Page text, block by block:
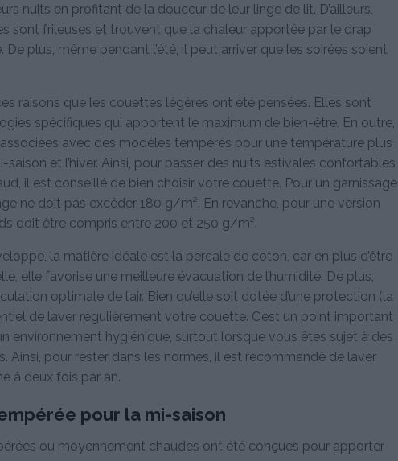
nuits en profitant de la douceur de leur linge de lit. D’ailleurs,
sont frileuses et trouvent que la chaleur apportée par le drap
De plus, même pendant l’été, il peut arriver que les soirées soient
raisons que les couettes légères ont été pensées. Elles sont
spécifiques qui apportent le maximum de bien-être. En outre,
avec des modèles tempérés pour une température plus
saison et l’hiver. Ainsi, pour passer des nuits estivales confortables
il est conseillé de bien choisir votre couette. Pour un garnissage
ne doit pas excéder 180 g/m². En revanche, pour une version
doit être compris entre 200 et 250 g/m².
la matière idéale est la percale de coton, car en plus d’être
elle favorise une meilleure évacuation de l’humidité. De plus,
optimale de l’air. Bien qu’elle soit dotée d’une protection (la
de laver régulièrement votre couette. C’est un point important
environnement hygiénique, surtout lorsque vous êtes sujet à des
Ainsi, pour rester dans les normes, il est recommandé de laver
à deux fois par an.
pour la mi-saison
ou moyennement chaudes ont été conçues pour apporter